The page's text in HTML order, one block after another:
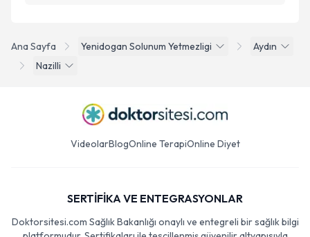
Ana Sayfa Yenidogan Solunum Yetmezligi
Aydın
Nazilli
VideolarBlogOnline TerapiOnline Diyet
SERTİFİKA VE ENTEGRASYONLAR
Doktorsitesi.com Sağlık Bakanlığı onaylı ve entegreli bir sağlık bilgi